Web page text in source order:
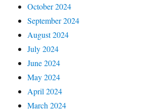
October 2024
September 2024
August 2024
July 2024
June 2024
May 2024
April 2024
March 2024